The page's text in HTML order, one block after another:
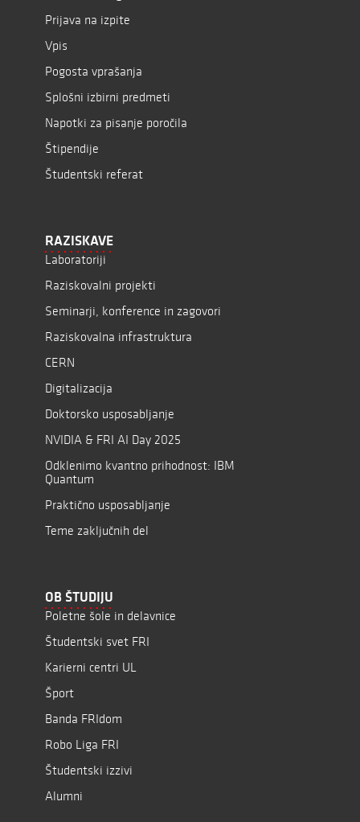
Prijava na izpite
Vpis
Pogosta vprašanja
Splošni izbirni predmeti
Napotki za pisanje poročila
Štipendije
Študentski referat
RAZISKAVE
Laboratoriji
Raziskovalni projekti
Seminarji, konference in zagovori
Raziskovalna infrastruktura
CERN
Digitalizacija
Doktorsko usposabljanje
NVIDIA & FRI AI Day 2025
Odklenimo kvantno prihodnost: IBM
Quantum
Praktično usposabljanje
Teme zaključnih del
OB ŠTUDIJU
Poletne šole in delavnice
Študentski svet FRI
Karierni centri UL
Šport
Banda FRIdom
Robo Liga FRI
Študentski izzivi
Alumni